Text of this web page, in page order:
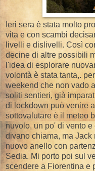
Ieri sera è stata molto
vita e con scambi
livelli e dislivelli. Così
decine di altre possibili
l'idea di esplorare
volontà è stata tanta,.
weekend che non vado
soliti sentieri, già
di lockdown può venire
sottovalutare è il meteo
nuvolo, un po' di vento
divano chiama, ma
nuovo anello con
Sedia. Mi porto poi sul
scendere a Fiorentina e